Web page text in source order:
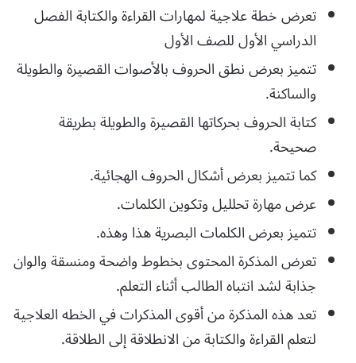
تعرض خطة علاجية لمهارات القراءة والكتابة الفصل
الدراسي الأول للصف الأول
تتميز بعرض نطق الحروف بالأصوات القصيرة والطويلة
والساكنة.
كتابة الحروف بحركاتها القصيرة والطويلة بطريقة
صحيحة.
كما تتميز بعرض أشكال الحروف الهجائية.
عرض مهارة تحلليل وتكوين الكلمات.
تتميز بعرض الكلمات البصرية هذا وهذه.
تعرض المذكرة المحتوى بخطوط واضحة ومنسقة والوان
جذابة لشد انتباه الطالب أثناء التعلم.
تعد هذه المذكرة من أقوى المذكرات في الخطه العلاجية
لتعلم القراءة والكتابة من الانطلاقة إلى الطلاقة.